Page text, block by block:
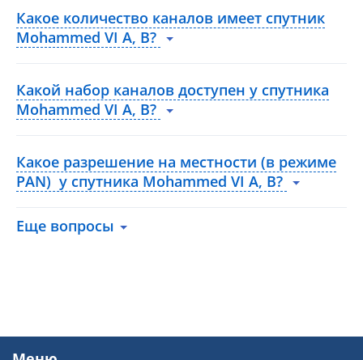
Какое количество каналов имеет спутник
Mohammed VI A, B?
Какой набор каналов доступен у спутника
Mohammed VI A, B?
Какое разрешение на местности (в режиме
PAN) у спутника Mohammed VI A, B?
Еще вопросы